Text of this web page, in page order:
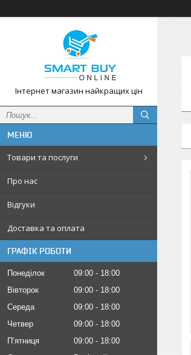
Інтернет магазин найкращих цін
Товари та послуги
Про нас
Відгуки
Доставка та оплата
ГРАФІК РОБОТИ
Понеділок 09:00
18:00
Вівторок
09:00
18:00
Середа
09:00
18:00
Четвер
09:00
18:00
Пʼятниця
09:00
18:00